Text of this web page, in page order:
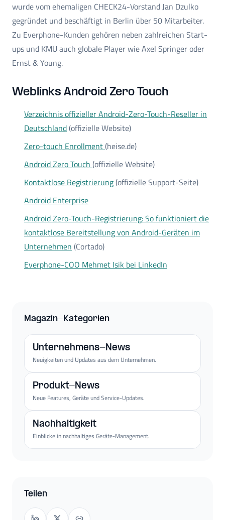
wurde vom ehemaligen CHECK24-Vorstand Jan Dzulko
gegründet und beschäftigt in Berlin über 50 Mitarbeiter.
Zu Everphone-Kunden gehören neben zahlreichen Start-
ups und KMU auch globale Player wie Axel Springer oder
Ernst & Young.
Weblinks Android Zero Touch
Verzeichnis offizieller Android-Zero-Touch-Reseller in
Deutschland(offizielle Website)
Zero-touch Enrollment(heise.de)
Android Zero Touch (offizielle Website)
Kontaktlose Registrierung(offizielle Support-Seite)
Android Enterprise
Android Zero-Touch-Registrierung: So funktioniert die
kontaktlose Bereitstellung von Android-Geräten im
Unternehmen (Cortado)
Everphone-COO Mehmet Isik bei LinkedIn
Magazin-Kategorien
Unternehmens-News
Neuigkeiten und Updates aus dem Unternehmen.
Produkt-News
Neue Features, Geräte und Service-Updates.
Nachhaltigkeit
Einblicke in nachhaltiges Geräte-Management.
Teilen